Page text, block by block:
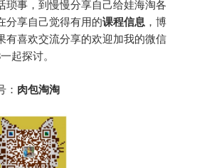
琐事，到慢慢分享自己给娃海淘各
分享自己觉得有用的课程信息 ，博
有喜欢交流分享的欢迎加我的微信
起探讨。
肉包淘淘